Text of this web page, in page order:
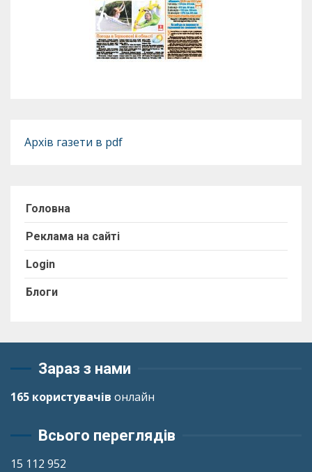
Архів газети в pdf
Головна
Реклама на сайті
Login
Блоги
Зараз з нами
165 користувачів онлайн
Всього переглядів
15 112 952